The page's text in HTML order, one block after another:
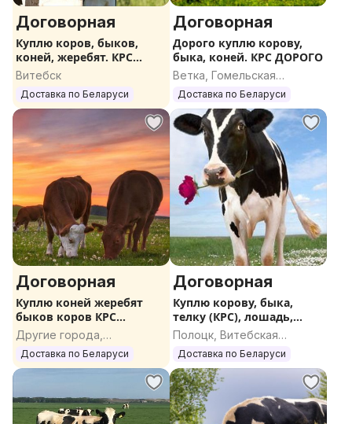
Договорная
Куплю коров, быков,
коней, жеребят. КРС
ДОРОГО
Витебск
Доставка по Беларуси
Договорная
Дорого куплю корову,
быка, коней. КРС ДОРОГО
Ветка, Гомельская
область
Доставка по Беларуси
Договорная
Куплю коней жеребят
быков коров КРС
ДОРОГО
Другие города,
Гомельская область
Доставка по Беларуси
Договорная
Куплю корову, быка,
телку (КРС), лошадь,
жеребенка
Полоцк, Витебская
область
Доставка по Беларуси